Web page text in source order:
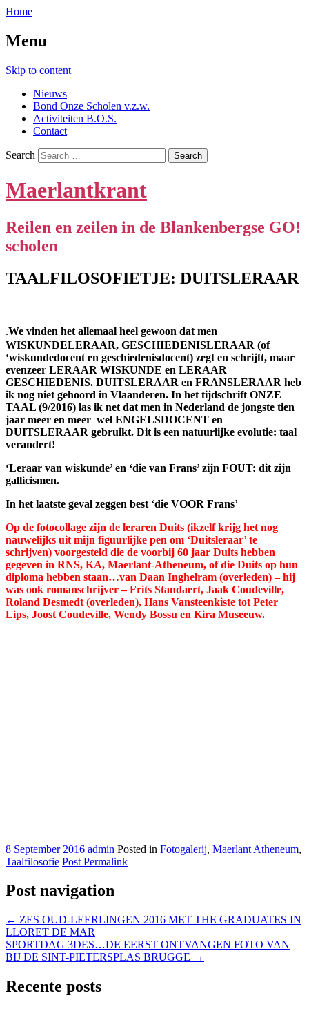
Home
Menu
Skip to content
Nieuws
Bond Onze Scholen v.z.w.
Activiteiten B.O.S.
Contact
Search
Maerlantkrant
Reilen en zeilen in de Blankenbergse GO!
scholen
TAALFILOSOFIETJE: DUITSLERAAR
.We vinden het allemaal heel gewoon dat men
WISKUNDELERAAR, GESCHIEDENISLERAAR (of
‘wiskundedocent en geschiedenisdocent) zegt en schrijft, maar
evenzeer LERAAR WISKUNDE en LERAAR
GESCHIEDENIS. DUITSLERAAR en FRANSLERAAR heb
ik nog niet gehoord in Vlaanderen. In het tijdschrift ONZE
TAAL (9/2016) las ik net dat men in Nederland de jongste tien
jaar meer en meer wel ENGELSDOCENT en
DUITSLERAAR gebruikt. Dit is een natuurlijke evolutie: taal
verandert!
‘Leraar van wiskunde’ en ‘die van Frans’ zijn FOUT: dit zijn
gallicismen.
In het laatste geval zeggen best ‘die VOOR Frans’
Op de fotocollage zijn de leraren Duits (ikzelf krijg het nog
nauwelijks uit mijn figuurlijke pen om ‘Duitsleraar’ te
schrijven) voorgesteld die de voorbij 60 jaar Duits hebben
gegeven in RNS, KA, Maerlant-Atheneum, of die Duits op hun
diploma hebben staan…van Daan Inghelram (overleden) – hij
was ook romanschrijver – Frits Standaert, Jaak Coudeville,
Roland Desmedt (overleden), Hans Vansteenkiste tot Peter
Lips, Joost Coudeville, Wendy Bossu en Kira Museeuw.
8 September 2016 admin Posted in Fotogalerij, Maerlant Atheneum,
Taalfilosofie Post Permalink
Post navigation
← ZES OUD-LEERLINGEN 2016 MET THE GRADUATES IN
LLORET DE MAR
SPORTDAG 3DES…DE EERST ONTVANGEN FOTO VAN
BIJ DE SINT-PIETERSPLAS BRUGGE →
Recente posts